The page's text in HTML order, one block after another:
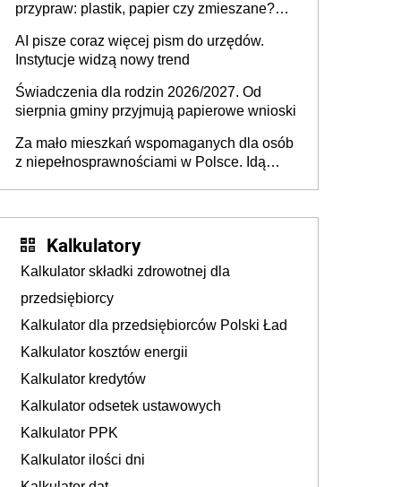
przypraw: plastik, papier czy zmieszane?
AI pisze coraz więcej pism do urzędów.
Instytucje widzą nowy trend
Świadczenia dla rodzin 2026/2027. Od
sierpnia gminy przyjmują papierowe wnioski
Za mało mieszkań wspomaganych dla osób
z niepełnosprawnościami w Polsce. Idą
Kalkulatory
Kalkulator składki zdrowotnej dla
przedsiębiorcy
Kalkulator dla przedsiębiorców Polski Ład
Kalkulator kosztów energii
Kalkulator kredytów
Kalkulator odsetek ustawowych
Kalkulator PPK
Kalkulator ilości dni